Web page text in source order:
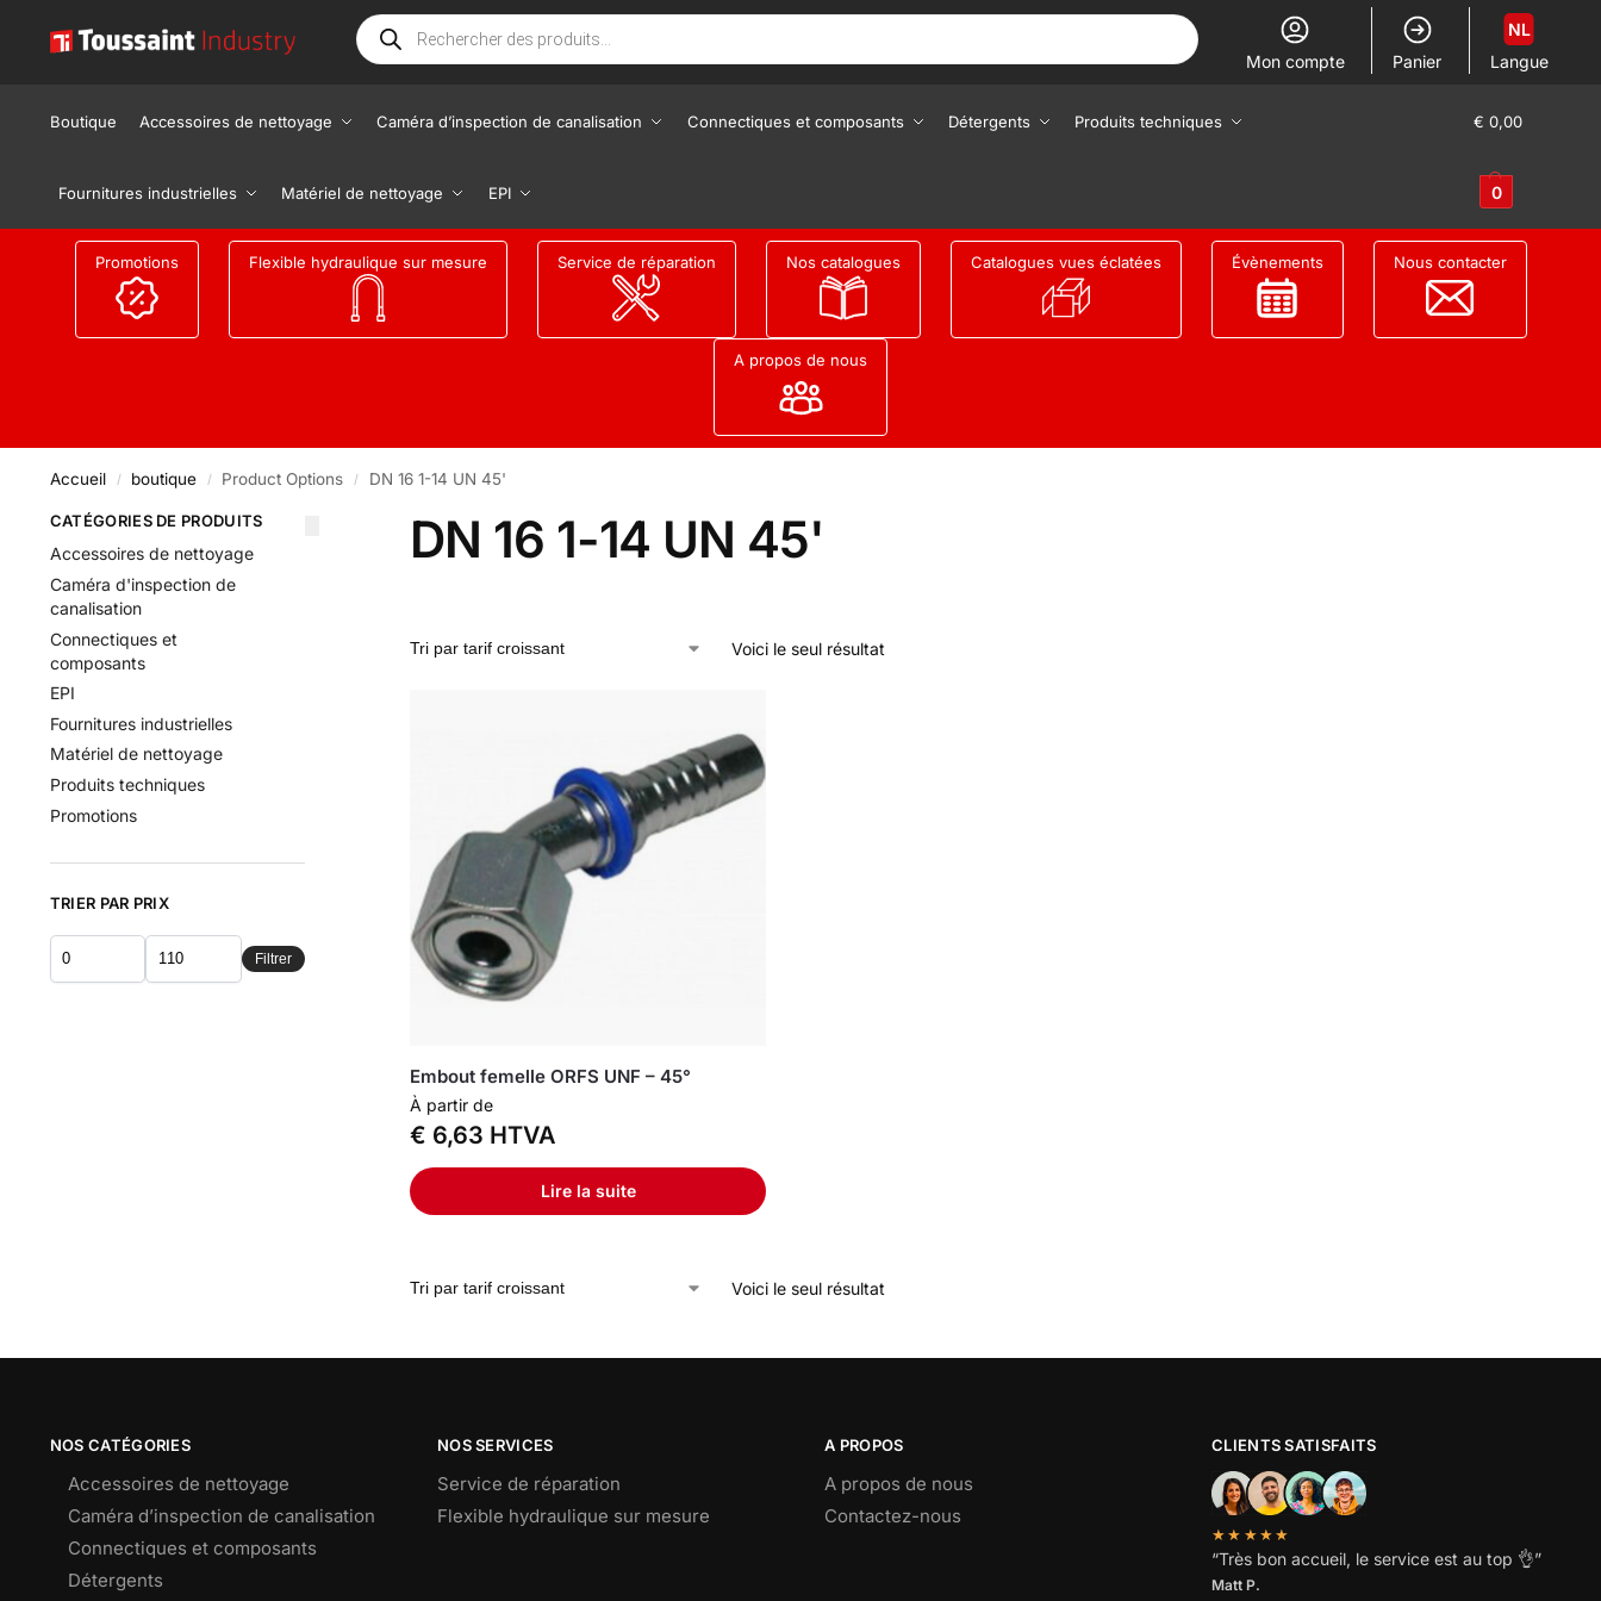
Mon compte Panier Langue
NL
Boutique Accessoires de nettoyage Caméra d’inspection de canalisation Connectiques et composants Détergents Produits techniques
Fournitures industrielles Matériel de nettoyage EPI
€ 0,00
0
Promotions Flexible hydraulique sur mesure Service de réparation Nos catalogues Catalogues vues éclatées Évènements Nous contacter
A propos de nous
Accueil / boutique / Product Options / DN 16 1-14 UN 45'
DN 16 1-14 UN 45'
Voici le seul résultat
Embout femelle ORFS UNF – 45°
À partir de
€ 6,63 HTVA
Lire la suite
Voici le seul résultat
CATÉGORIES DE PRODUITS
Accessoires de nettoyage
Caméra d'inspection de
canalisation
Connectiques et
composants
EPI
Fournitures industrielles
Matériel de nettoyage
Produits techniques
Promotions
TRIER PAR PRIX
Filtrer
NOS CATÉGORIES
Accessoires de nettoyage
Caméra d’inspection de canalisation
Connectiques et composants
Détergents
NOS SERVICES
Service de réparation
Flexible hydraulique sur mesure
A PROPOS
A propos de nous
Contactez-nous
CLIENTS SATISFAITS
★★★★★
“Très bon accueil, le service est au top 👌”
Matt P.